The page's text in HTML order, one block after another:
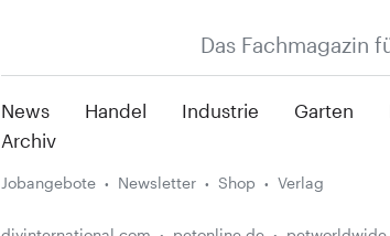
Das Fachmagazin
News Handel Industrie Garten
Archiv
Jobangebote Newsletter Shop Verlag